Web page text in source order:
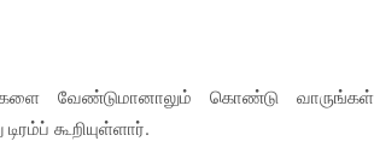
வேண்டுமானாலும் கொண்டு
கூறியுள்ளார்.